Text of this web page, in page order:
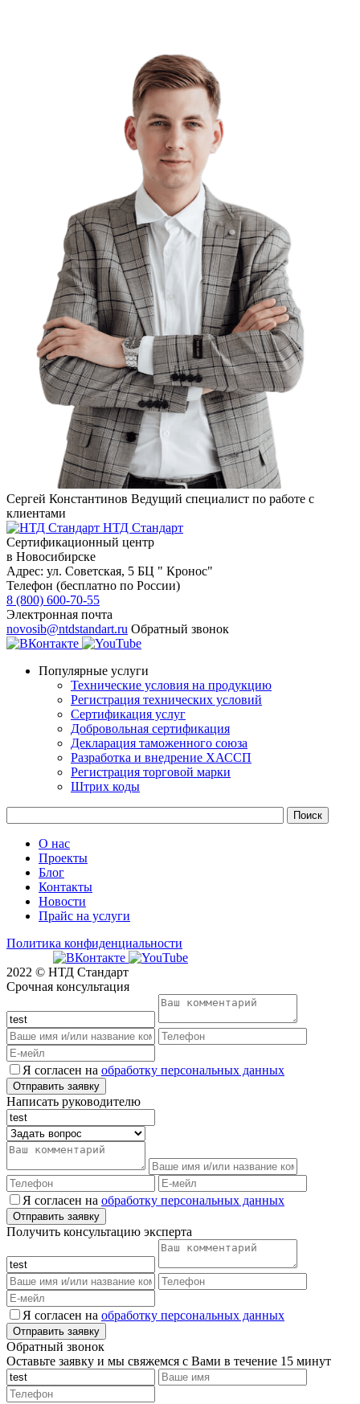
Сергей Константинов Ведущий специалист по работе с
клиентами
НТД Стандарт
Сертификационный центр
в Новосибирске
Адрес: ул. Советская, 5 БЦ " Кронос"
Телефон (бесплатно по России)
8 (800) 600-70-55
Электронная почта
novosib@ntdstandart.ru Обратный звонок
Популярные услуги
Технические условия на продукцию
Регистрация технических условий
Сертификация услуг
Добровольная сертификация
Декларация таможенного союза
Разработка и внедрение ХАССП
Регистрация торговой марки
Штрих коды
О нас
Проекты
Блог
Контакты
Новости
Прайс на услуги
Политика конфиденциальности
2022 © НТД Стандарт
Срочная консультация
Я согласен на обработку персональных данных
Написать руководителю
Я согласен на обработку персональных данных
Получить консультацию эксперта
Я согласен на обработку персональных данных
Обратный звонок
Оставьте заявку и мы свяжемся с Вами в течение 15 минут